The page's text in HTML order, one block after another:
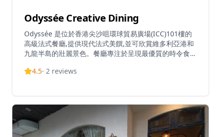
Odyssée Creative Dining
Odyssée 是位於香港尖沙咀環球貿易廣場(ICC)101樓的
高級法式餐廳,提供現代法式美饌,並可欣賞維多利亞港和
九龍半島的壯麗景色。餐廳專注於呈現最優質的時令食
一的法式餐廳,Odyssée 提供精緻的服務和精心挑選的酒
(最後點餐時間晚上9時)。招牌菜式包括宮崎A4西冷牛
扒、舒芙蕾、酸種麵包和勃艮第蝸牛。餐廳提供多種菜單
選擇,包括午市自選套餐、Odyssée 優質午餐、晚市自選
套餐和 Odyssée 體驗品嚐菜單。
4.5· 2 reviews